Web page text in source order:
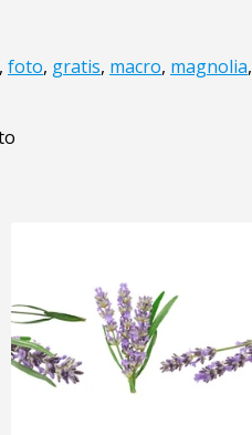
, foto, gratis, macro, magnolia,